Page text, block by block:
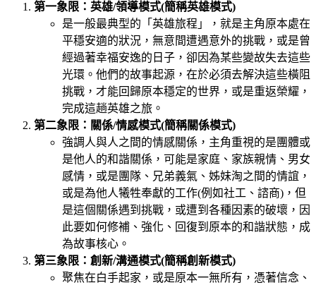
第一象限：英雄/領導模式(簡稱英雄模式)
是一般最典型的「英雄旅程」，就是主角原本處在
平穩安適的狀況，無意間遭遇意外的挑戰，或是曾
經過著幸福安逸的日子，卻因為某些變故失去這些
光環。他們的故事起源，在於必須去解決這些橫阻
挑戰，才能回歸原本穩定的世界，或是重返榮耀，
完成這趟英雄之旅。
第二象限：關係/情感模式(簡稱關係模式)
強調人與人之間的情感關係，主角重視的是團體或
是他人的和諧關係，可能是家庭、家族親情、男女
感情，或是團隊、兄弟義氣、姊妹淘之間的情誼，
或是為他人犧牲奉獻的工作(例如社工、諮商)，但
是這個關係遇到挑戰，或遭到各種因素的破壞，因
此要如何修補、強化、回復到原本的和諧狀態，成
為故事核心。
第三象限：創新/溝通模式(簡稱創新模式)
聚焦在白手起家，或是原本一無所有，憑著信念、